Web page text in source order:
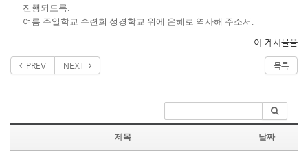
진행되도록.
여름 주일학교 수련회 성경학교 위에 은혜로 역사해 주소서 .
이 게시물을
PREV NEXT 목록
제목 날짜